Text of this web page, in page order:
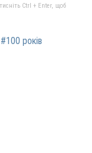
Ctrl + Enter, щоб
#100 років